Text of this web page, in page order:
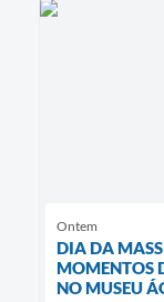
Ontem
DIA DA
MOMENTOS
NO MUSEU